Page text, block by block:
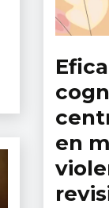
Revista
Mental
en